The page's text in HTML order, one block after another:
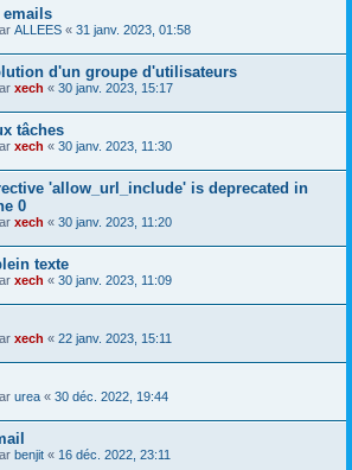
emails
ALLEES « 31 janv. 2023, 01:58
d'un groupe d'utilisateurs
xech « 30 janv. 2023, 15:17
tâches
xech « 30 janv. 2023, 11:30
'allow_url_include' is deprecated in
0
xech « 30 janv. 2023, 11:20
texte
xech « 30 janv. 2023, 11:09
xech « 22 janv. 2023, 15:11
urea « 30 déc. 2022, 19:44
benjit « 16 déc. 2022, 23:11